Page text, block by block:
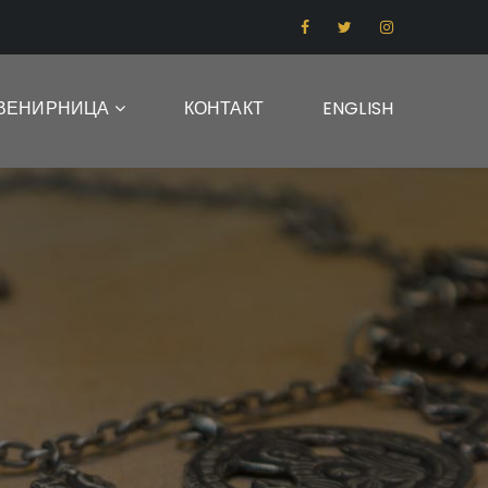
КОНТАКТ ENGLISH